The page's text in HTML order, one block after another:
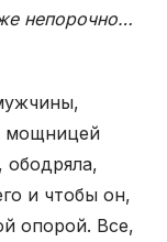
непорочно…
мощницей
и чтобы он,
опорой. Все,